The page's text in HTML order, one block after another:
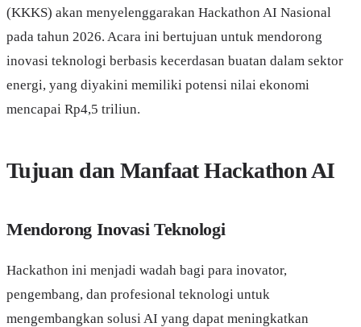
(KKKS) akan menyelenggarakan Hackathon AI Nasional
pada tahun 2026. Acara ini bertujuan untuk mendorong
inovasi teknologi berbasis kecerdasan buatan dalam sektor
energi, yang diyakini memiliki potensi nilai ekonomi
mencapai Rp4,5 triliun.
Tujuan dan Manfaat Hackathon AI
Mendorong Inovasi Teknologi
Hackathon ini menjadi wadah bagi para inovator,
pengembang, dan profesional teknologi untuk
mengembangkan solusi AI yang dapat meningkatkan